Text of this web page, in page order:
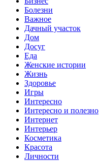
Болезни
Важное
Дачный участок
Дом
Досуг
Еда
Женские истории
Жизнь
Здоровье
Игры
Интересно
Интересно и полезно
Интернет
Интерьер
Косметика
Красота
Личности